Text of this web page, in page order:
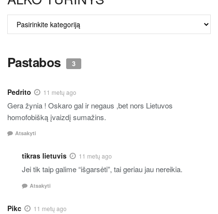
TURINYS
Pastabos 3
Pedrito 11 metų ago
Gera žynia ! Oskaro gal ir negaus ,bet nors Lietuvos
homofobišką įvaizdį sumažins.
Atsakyti
tikras lietuvis 11 metų ago
Jei tik taip galime “išgarsėti”, tai geriau jau nereikia.
Atsakyti
Pikc 11 metų ago